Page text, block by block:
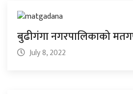
बुढीगंगा नगरपालिकाको
July 8, 2022